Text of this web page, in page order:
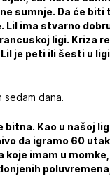
sumnje. Da će biti
ima stvarno
ligi. Kriza
je peti ili šesti u
dana.
Kao u našoj
da igramo 60
koje imam u